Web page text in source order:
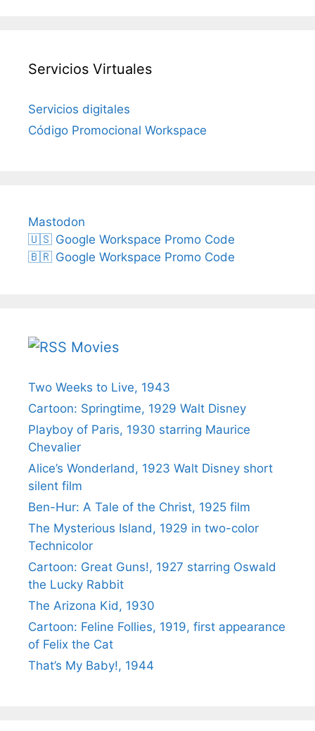
Servicios Virtuales
Servicios digitales
Código Promocional Workspace
Mastodon
🇺🇸 Google Workspace Promo Code
🇧🇷 Google Workspace Promo Code
Movies
Two Weeks to Live, 1943
Cartoon: Springtime, 1929 Walt Disney
Playboy of Paris, 1930 starring Maurice
Chevalier
Alice’s Wonderland, 1923 Walt Disney short
silent film
Ben-Hur: A Tale of the Christ, 1925 film
The Mysterious Island, 1929 in two-color
Technicolor
Cartoon: Great Guns!, 1927 starring Oswald
the Lucky Rabbit
The Arizona Kid, 1930
Cartoon: Feline Follies, 1919, first appearance
of Felix the Cat
That’s My Baby!, 1944